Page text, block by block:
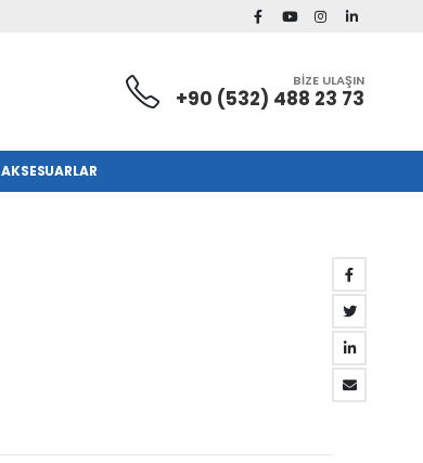
BİZE ULAŞIN
+90 (532) 488 23 73
AKSESUARLAR